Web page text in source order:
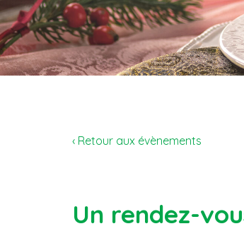
‹ Retour aux évènements
Un rendez-